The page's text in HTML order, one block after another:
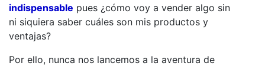
indispensable pues ¿cómo voy a vender algo sin
ni siquiera saber cuáles son mis productos y
ventajas?
Por ello, nunca nos lancemos a la aventura de